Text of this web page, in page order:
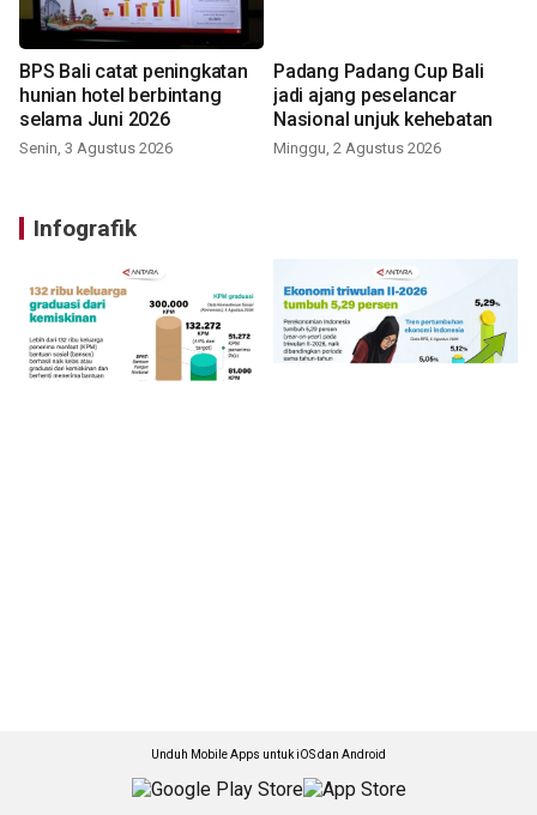
BPS Bali catat peningkatan
hunian hotel berbintang
selama Juni 2026
Senin, 3 Agustus 2026
Padang Padang Cup Bali
jadi ajang peselancar
Nasional unjuk kehebatan
Minggu, 2 Agustus 2026
Infografik
Unduh Mobile Apps untuk iOS dan Android